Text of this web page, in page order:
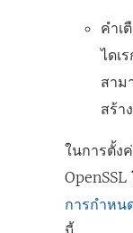
คำเ
ไดเ
สาม
สร้า
ในการตั้ง
การกำหน